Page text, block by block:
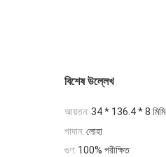
বিশেষ উল্লেখ
আয়তন: 34 * 136.4 * 8 মিমি
পাদান: লোহা
গুণ: 100% পরীক্ষিত